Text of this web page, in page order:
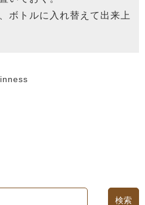
ボトルに入れ替えて出来上